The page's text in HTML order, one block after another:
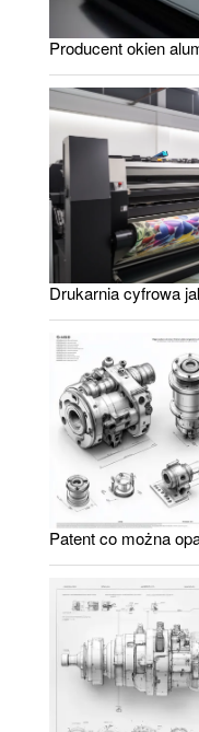
Producent okien
Drukarnia cyfrowa
Patent co można